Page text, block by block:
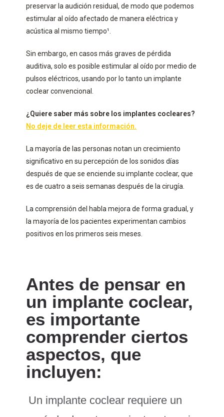
preservar la audición residual, de modo que podemos
estimular al oído afectado de manera eléctrica y
acústica al mismo tiempo¹.
Sin embargo, en casos más graves de pérdida
auditiva, solo es posible estimular al oído por medio de
pulsos eléctricos, usando por lo tanto un implante
coclear convencional.
¿Quiere saber más sobre los implantes cocleares?
No deje de leer esta información.
La mayoría de las personas notan un crecimiento
significativo en su percepción de los sonidos días
después de que se enciende su implante coclear, que
es de cuatro a seis semanas después de la cirugía.
La comprensión del habla mejora de forma gradual, y
la mayoría de los pacientes experimentan cambios
positivos en los primeros seis meses.
Antes de pensar en
un implante coclear,
es importante
comprender ciertos
aspectos, que
incluyen:
Un implante coclear requiere un